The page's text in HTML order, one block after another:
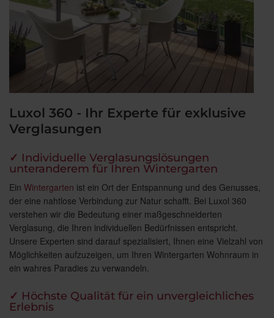
Luxol 360 - Ihr Experte für exklusive
Verglasungen
✓ Individuelle Verglasungslösungen
unteranderem für Ihren Wintergarten
Ein Wintergarten ist ein Ort der Entspannung und des Genusses,
der eine nahtlose Verbindung zur Natur schafft. Bei Luxol 360
verstehen wir die Bedeutung einer maßgeschneiderten
Verglasung, die Ihren individuellen Bedürfnissen entspricht.
Unsere Experten sind darauf spezialisiert, Ihnen eine Vielzahl von
Möglichkeiten aufzuzeigen, um Ihren Wintergarten Wohnraum in
ein wahres Paradies zu verwandeln.
✓ Höchste Qualität für ein unvergleichliches
Erlebnis